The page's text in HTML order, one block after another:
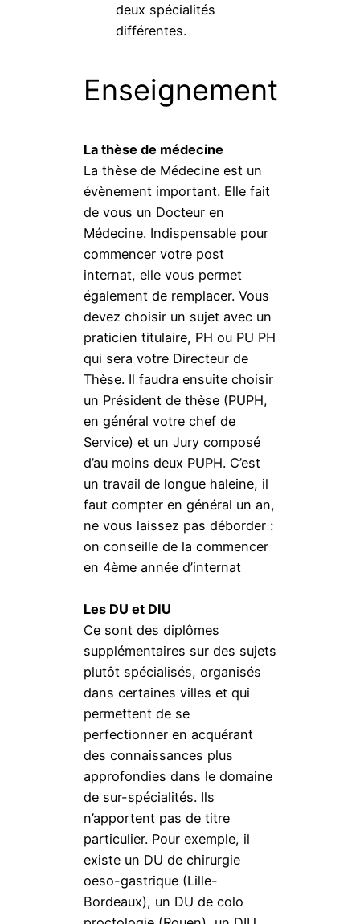
deux spécialités
différentes.
Enseignement
La thèse de médecine
La thèse de Médecine est un
évènement important. Elle fait
de vous un Docteur en
Médecine. Indispensable pour
commencer votre post
internat, elle vous permet
également de remplacer. Vous
devez choisir un sujet avec un
praticien titulaire, PH ou PU PH
qui sera votre Directeur de
Thèse. Il faudra ensuite choisir
un Président de thèse (PUPH,
en général votre chef de
Service) et un Jury composé
d’au moins deux PUPH. C’est
un travail de longue haleine, il
faut compter en général un an,
ne vous laissez pas déborder :
on conseille de la commencer
en 4ème année d’internat
Les DU et DIU
Ce sont des diplômes
supplémentaires sur des sujets
plutôt spécialisés, organisés
dans certaines villes et qui
permettent de se
perfectionner en acquérant
des connaissances plus
approfondies dans le domaine
de sur-spécialités. Ils
n’apportent pas de titre
particulier. Pour exemple, il
existe un DU de chirurgie
oeso-gastrique (Lille-
Bordeaux), un DU de colo